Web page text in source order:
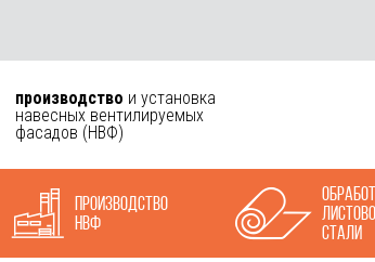
производство и установка
навесных вентилируемых
фасадов (НВФ)
Производство
НВФ
стали